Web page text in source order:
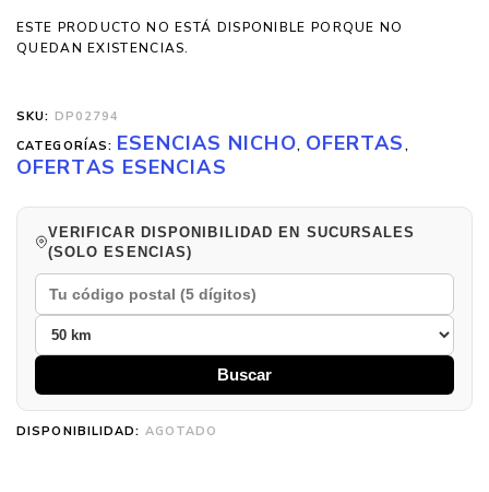
ESTE PRODUCTO NO ESTÁ DISPONIBLE PORQUE NO
QUEDAN EXISTENCIAS.
SKU: DP02794
CATEGORÍAS: ESENCIAS NICHO, OFERTAS ,
OFERTAS ESENCIAS
VERIFICAR DISPONIBILIDAD EN SUCURSALES
(SOLO ESENCIAS)
Buscar
DISPONIBILIDAD: AGOTADO